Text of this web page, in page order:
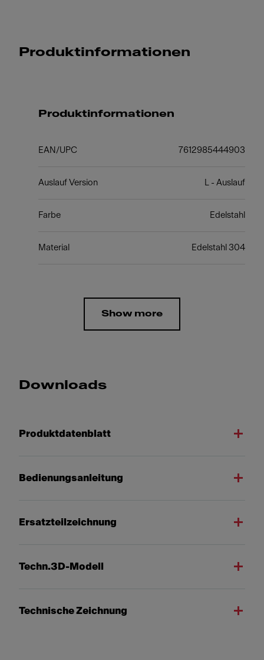
Produktinformationen
Produktinformationen
EAN/UPC 7612985444903
Auslauf Version L - Auslauf
Farbe Edelstahl
Material Edelstahl 304
Show more
Downloads
Produktdatenblatt
Bedienungsanleitung
Ersatzteilzeichnung
Techn.3D-Modell
Technische Zeichnung